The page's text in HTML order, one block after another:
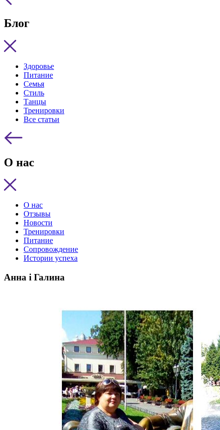
Блог
Здоровье
Питание
Семья
Стиль
Танцы
Тренировки
Все статьи
О нас
О нас
Отзывы
Новости
Тренировки
Питание
Сопровождение
Истории успеха
Анна і Галина